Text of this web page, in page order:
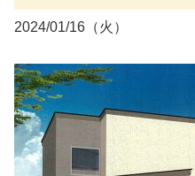
2024/01/16（火）